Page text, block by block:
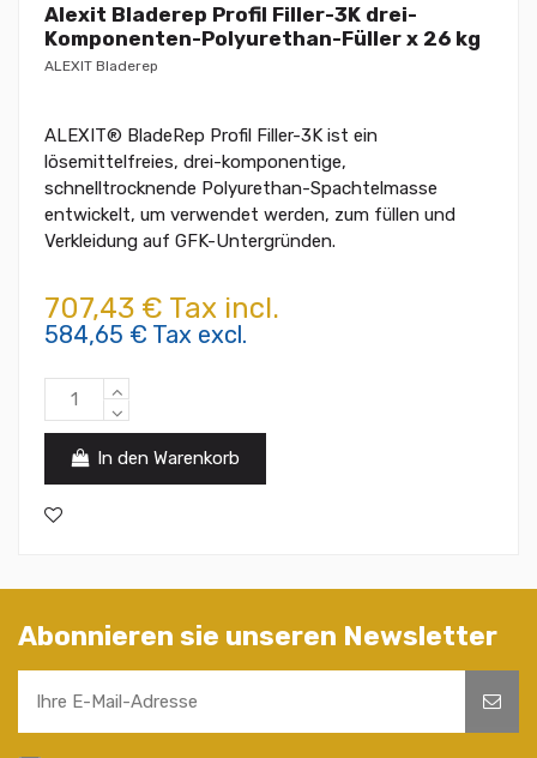
Alexit Bladerep Profil Filler-3K drei-
Komponenten-Polyurethan-Füller x 26 kg
ALEXIT Bladerep
ALEXIT® BladeRep Profil Filler-3K ist ein
lösemittelfreies, drei-komponentige,
schnelltrocknende Polyurethan-Spachtelmasse
entwickelt, um verwendet werden, zum füllen und
Verkleidung auf GFK-Untergründen.
707,43 € Tax incl.
584,65 € Tax excl.
In den Warenkorb
Abonnieren sie unseren Newsletter